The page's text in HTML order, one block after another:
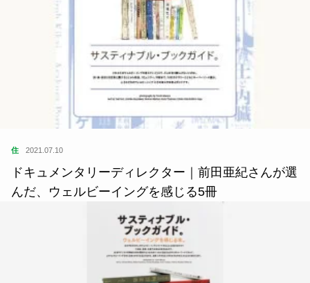
住 2021.07.10
ドキュメンタリーディレクター｜前田亜紀さんが選
んだ、ウェルビーイングを感じる5冊